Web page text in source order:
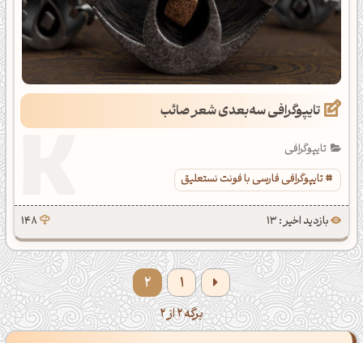
تایپوگرافی سه‌بعدی شعر صائب
تایپوگرافی
تایپوگرافی فارسی با فونت نستعلیق
بازدید اخیر : 13 148
1
2
برگه 2 از 2